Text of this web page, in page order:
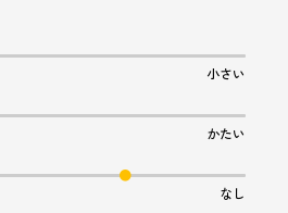
小さい
かたい
なし